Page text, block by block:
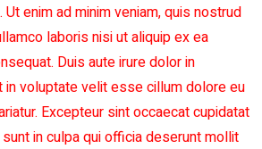
Ut enim ad minim veniam, quis nostrud
laboris nisi ut aliquip ex ea
Duis aute irure dolor in
in voluptate velit esse cillum dolore eu
Excepteur sint occaecat cupidatat
in culpa qui officia deserunt mollit